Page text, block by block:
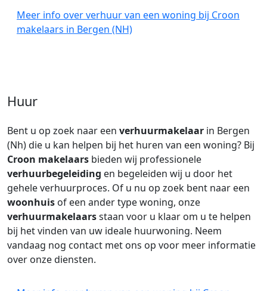
Meer info over verhuur van een woning bij Croon
makelaars in Bergen (NH)
Huur
Bent u op zoek naar een verhuurmakelaar in Bergen
(Nh) die u kan helpen bij het huren van een woning? Bij
Croon makelaars bieden wij professionele
verhuurbegeleiding en begeleiden wij u door het
gehele verhuurproces. Of u nu op zoek bent naar een
woonhuis of een ander type woning, onze
verhuurmakelaarsstaan voor u klaar om u te helpen
bij het vinden van uw ideale huurwoning. Neem
vandaag nog contact met ons op voor meer informatie
over onze diensten.